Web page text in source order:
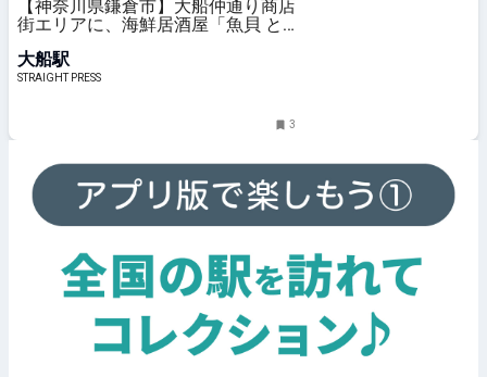
【神奈川県鎌倉市】大船仲通り商店
街エリアに、海鮮居酒屋「魚貝 と
大船駅
STRAIGHT PRESS
3